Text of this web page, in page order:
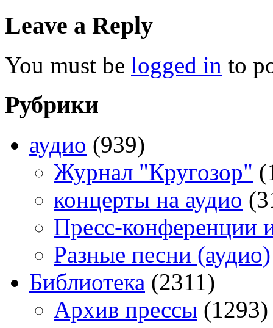
Leave a Reply
You must be logged in to
Рубрики
аудио (939)
Журнал "Кругозор"
концерты на аудио
Пресс-конференции
Разные песни (аудио)
Библиотека (2311)
Архив прессы (1293)